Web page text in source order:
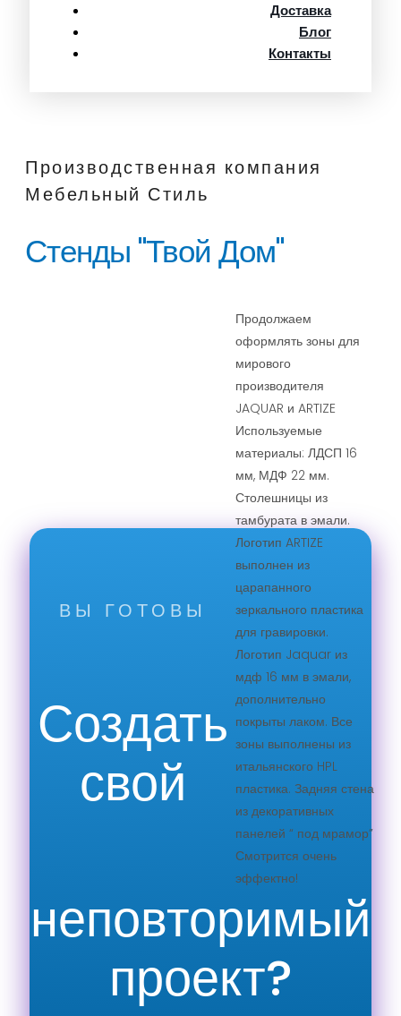
Доставка
Блог
Контакты
Производственная компания
Мебельный Стиль
Стенды "Твой Дом"
Продолжаем
оформлять зоны для
мирового
производителя
JAQUAR и ARTIZE
Используемые
материалы: ЛДСП 16
мм, МДФ 22 мм.
Столешницы из
тамбурата в эмали.
Логотип ARTIZE
выполнен из
царапанного
зеркального пластика
для гравировки.
Логотип Jaquar из
мдф 16 мм в эмали,
дополнительно
покрыты лаком. Все
зоны выполнены из
итальянского HPL
пластика. Задняя стена
из декоративных
панелей “ под мрамор”
Смотрится очень
эффектно!
ВЫ ГОТОВЫ
Создать
свой
неповторимый
проект?